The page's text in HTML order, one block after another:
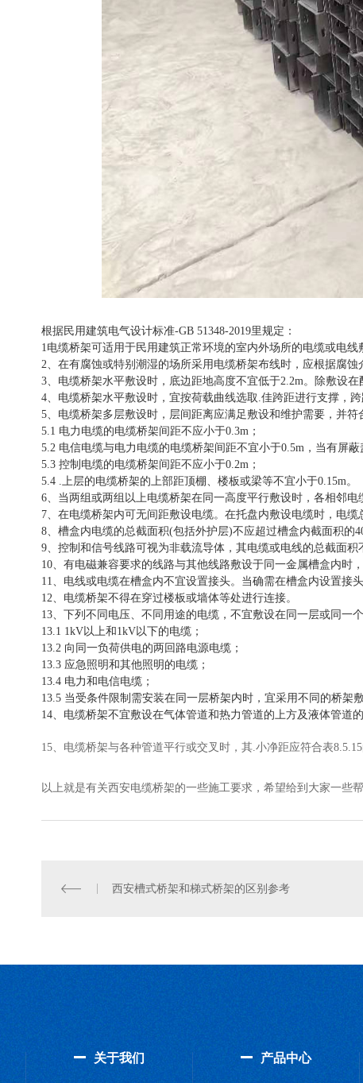
根据民用建筑电气设计标准-GB 51348-2019里规定：
1电缆桥架可适用于民用建筑正常环境的室内外场所的电缆或电线
2、在有腐蚀或特别潮湿的场所采用电缆桥架布线时，应根据腐
3、电缆桥架水平敷设时，底边距地高度不宜低于2.2m。除敷设
4、电缆桥架水平敷设时，宜按荷载曲线选取.佳跨距进行支撑，
5、电缆桥架多层敷设时，层间距离应满足敷设和维护需要，并符
5.1 电力电缆的电缆桥架间距不应小于0.3m；
5.2 电信电缆与电力电缆的电缆桥架间距不宜小于0.5m，当有屏蔽
5.3 控制电缆的电缆桥架间距不应小于0.2m；
5.4 .上层的电缆桥架的上部距顶棚、楼板或梁等不宜小于0.15m。
6、当两组或两组以上电缆桥架在同一高度平行敷设时，各相邻电
7、在电缆桥架内可无间距敷设电缆。在托盘内敷设电缆时，电缆
8、槽盒内电缆的总截面积(包括外护层)不应超过槽盒内截面积的
9、控制和信号线路可视为非载流导体，其电缆或电线的总截面积
10、有电磁兼容要求的线路与其他线路敷设于同一金属槽盒内时
11、电线或电缆在槽盒内不宜设置接头。当确需在槽盒内设置接
12、电缆桥架不得在穿过楼板或墙体等处进行连接。
13、下列不同电压、不同用途的电缆，不宜敷设在同一层或同一个
13.1 1kV以上和1kV以下的电缆；
13.2 向同一负荷供电的两回路电源电缆；
13.3 应急照明和其他照明的电缆；
13.4 电力和电信电缆；
13.5 当受条件限制需安装在同一层桥架内时，宜采用不同的桥架
14、电缆桥架不宜敷设在气体管道和热力管道的上方及液体管道
15、电缆桥架与各种管道平行或交叉时，其.小净距应符合表
以上就是有关西安电缆桥架的一些施工要求，希望给到大家一些
西安槽式桥架和梯式桥架的区别参考
关于我们 产品中心